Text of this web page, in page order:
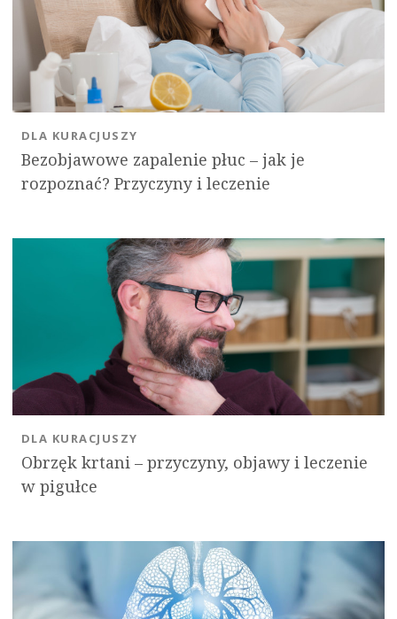
Bezobjawowe zapalenie płuc – jak je
rozpoznać? Przyczyny i leczenie
DLA KURACJUSZY
Obrzęk krtani – przyczyny, objawy i leczenie
w pigułce
DLA KURACJUSZY